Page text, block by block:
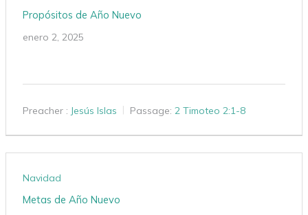
Propósitos de Año Nuevo
enero 2, 2025
Preacher : Jesús Islas Passage: 2 Timoteo 2:1-8
Navidad
Metas de Año Nuevo